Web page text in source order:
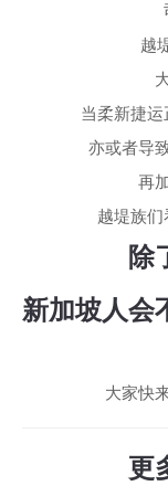
越
当柔新捷
亦或者导
再
越堤族
除
新加坡人会
大家快
更